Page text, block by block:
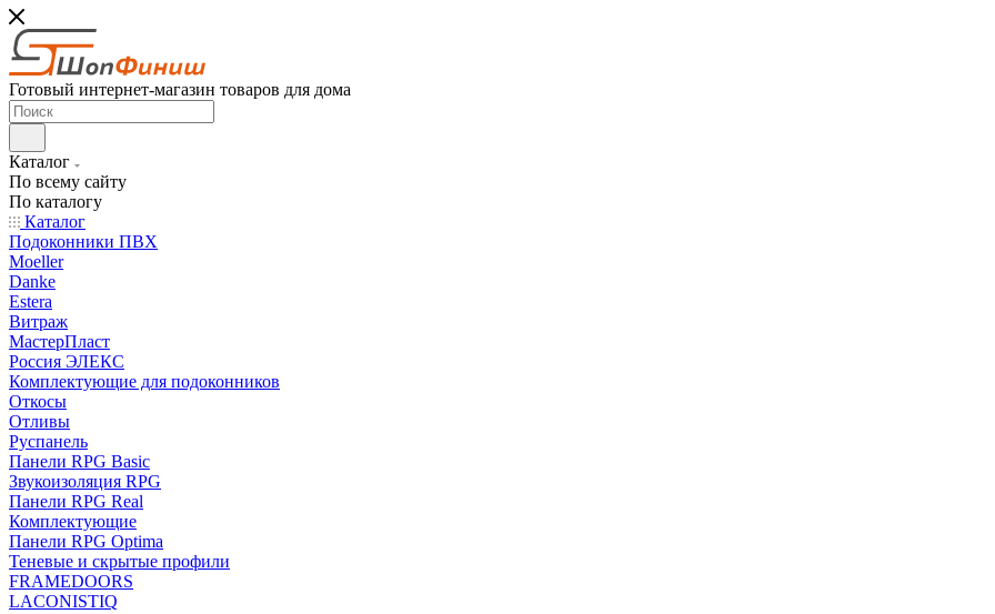
Готовый интернет-магазин товаров для дома
Каталог
По всему сайту
По каталогу
Каталог
Подоконники ПВХ
Moeller
Danke
Estera
Витраж
МастерПласт
Россия ЭЛЕКС
Комплектующие для подоконников
Откосы
Отливы
Руспанель
Панели RPG Basic
Звукоизоляция RPG
Панели RPG Real
Комплектующие
Панели RPG Optima
Теневые и скрытые профили
FRAMEDOORS
LACONISTIQ